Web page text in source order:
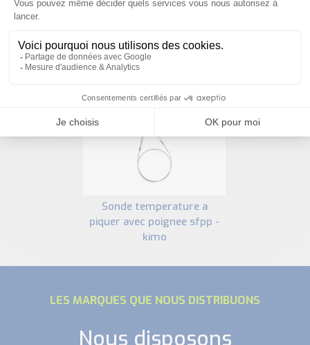
PRODUITS SIMILAIRES
sonde temperature a
piquer avec poignee sfpp -
kimo
LES MARQUES QUE NOUS DISTRIBUONS
Nous disposons